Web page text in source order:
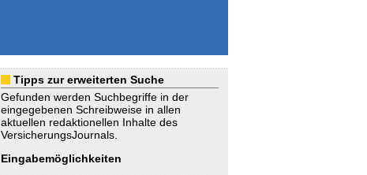
Tipps zur erweiterten Suche
Gefunden werden Suchbegriffe in der
eingegebenen Schreibweise in allen
aktuellen redaktionellen Inhalte des
VersicherungsJournals.
Eingabemöglichkeiten